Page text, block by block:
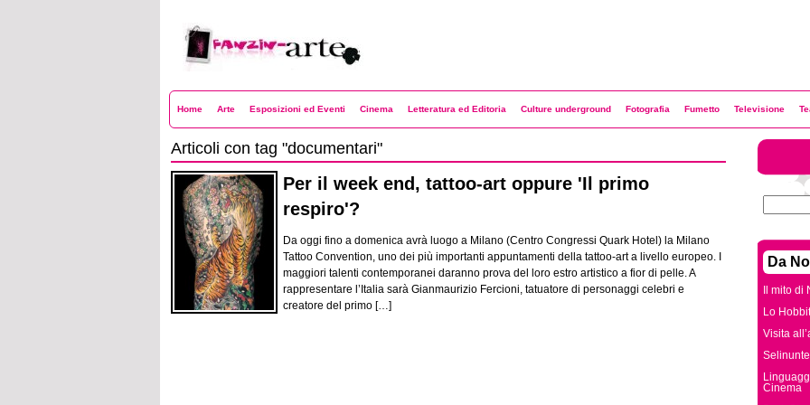
Home Arte Esposizioni ed Eventi Cinema Letteratura ed Editoria Culture underground Fotografia Fumetto Televisione
Articoli con tag "documentari"
Per il week end, tattoo-art oppure 'Il primo
respiro'?
Da oggi fino a domenica avrà luogo a Milano (Centro Congressi Quark Hotel) la Milano
Tattoo Convention, uno dei più importanti appuntamenti della tattoo-art a livello europeo. I
maggiori talenti contemporanei daranno prova del loro estro artistico a fior di pelle. A
rappresentare l’Italia sarà Gianmaurizio Fercioni, tatuatore di personaggi celebri e
creatore del primo […]
Da
Il mito
Lo
Visita
Cinema